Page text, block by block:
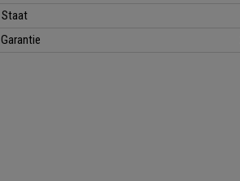
Staat
Garantie